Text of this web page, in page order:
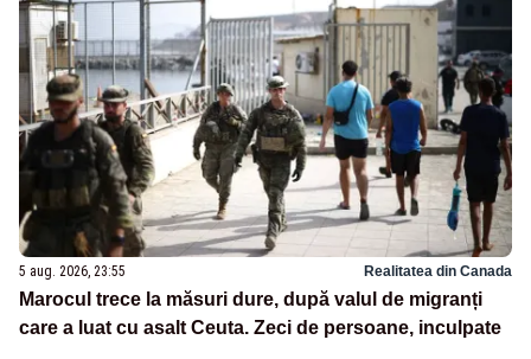
5 aug. 2026, 23:55 Realitatea din Canada
Marocul trece la măsuri dure, după valul de migranți
care a luat cu asalt Ceuta. Zeci de persoane, inculpate